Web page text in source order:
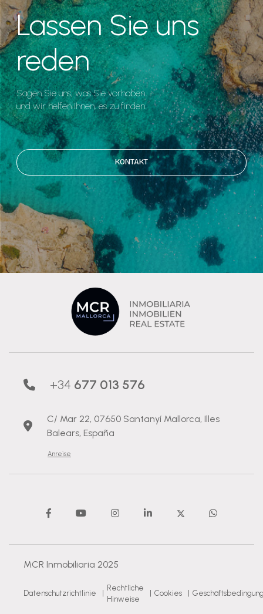
Lassen Sie uns
reden
Sagen Sie uns, was Sie vorhaben
und wir helfen Ihnen, es zu finden.
KONTAKT
+34 677 013 576
C/ Mar 22, 07650 Santanyí Mallorca, Illes
Balears, España
Anreise
MCR Inmobiliaria 2025
Datenschutzrichtlinie
Rechtliche
Hinweise
Cookies